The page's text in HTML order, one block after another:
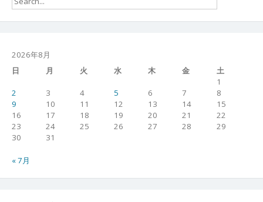
2026年8月
日
月 火 水 木 金
土
1
2
3 4 5 6 7
8
9
10 11 12 13 14
15
16
17 18 19 20 21
22
23
24 25 26 27 28
29
30
31
« 7月